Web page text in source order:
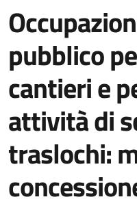
pubblico
cantieri e
attività di
traslochi: